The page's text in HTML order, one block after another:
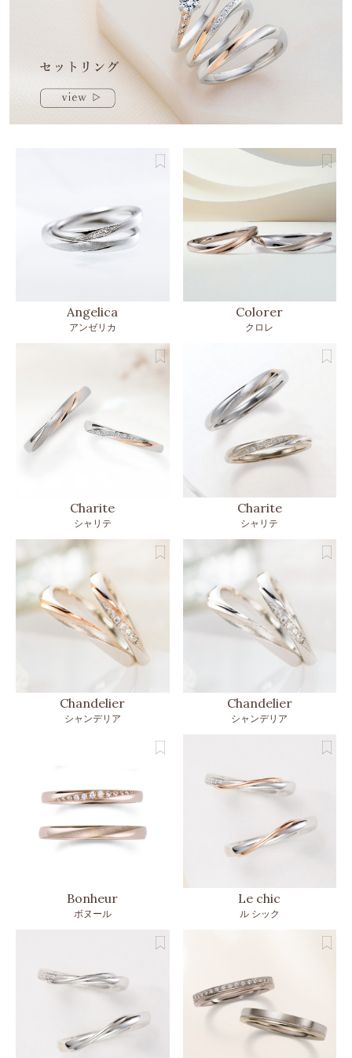
Angelica
アンゼリカ
Colorer
クロレ
Charite
シャリテ
Charite
シャリテ
Chandelier
シャンデリア
Chandelier
シャンデリア
Bonheur
ボヌール
Le chic
ル シック